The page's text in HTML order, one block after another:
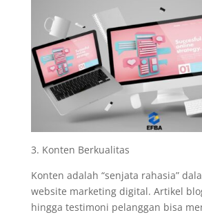
3. Konten Berkualitas
Konten adalah “senjata rahasia”
website marketing digital. Artikel
hingga testimoni pelanggan bisa